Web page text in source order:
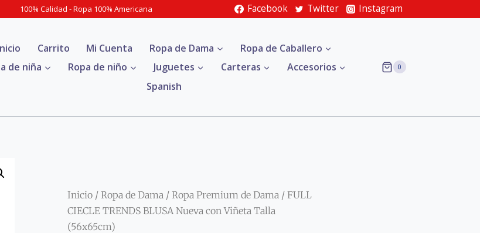
100% Calidad - Ropa 100% Americana Facebook Twitter Instagram
Carrito Mi Cuenta Ropa de Dama
Ropa de Caballero
de niña
Ropa de niño Juguetes Carteras
Accesorios
Spanish
0
Inicio / Ropa de Dama / Ropa Premium de Dama / FULL
CIECLE TRENDS BLUSA Nueva con Viñeta Talla
(56x65cm)